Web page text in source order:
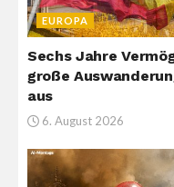
EUROPA
Sechs Jahre
große
aus
6. August 2026